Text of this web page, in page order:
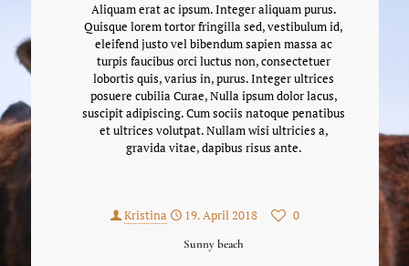
Aliquam erat ac ipsum. Integer aliquam purus.
Quisque lorem tortor fringilla sed, vestibulum id,
eleifend justo vel bibendum sapien massa ac
turpis faucibus orci luctus non, consectetuer
lobortis quis, varius in, purus. Integer ultrices
posuere cubilia Curae, Nulla ipsum dolor lacus,
suscipit adipiscing. Cum sociis natoque penatibus
et ultrices volutpat. Nullam wisi ultricies a,
gravida vitae, dapibus risus ante.
Kristina 19. April 2018 0
Sunny beach